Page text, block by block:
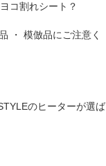
コ割れシート？
・ 模倣品にご注意く
のヒーターが選ば